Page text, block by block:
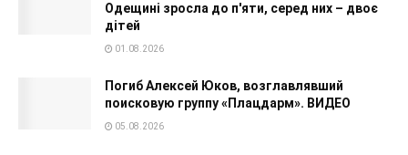
Одещині зросла до п'яти, серед них – двоє
дітей
01.08.2026
Погиб Алексей Юков, возглавлявший
поисковую группу «Плацдарм». ВИДЕО
05.08.2026